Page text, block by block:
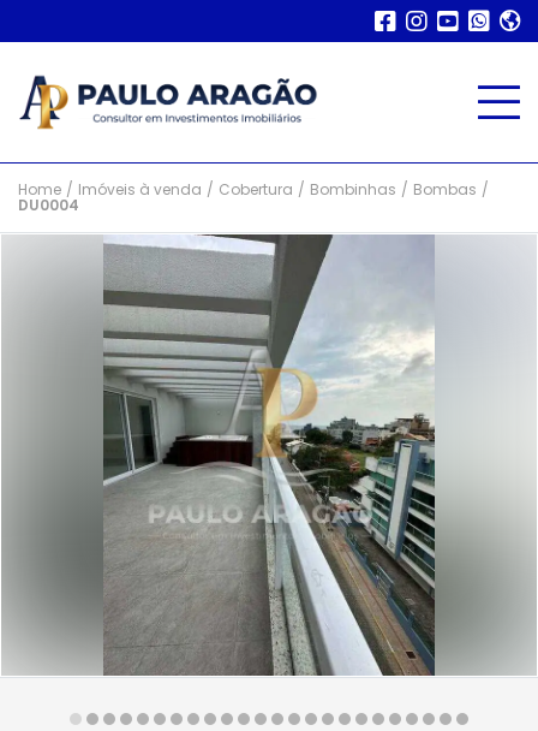
Home / Imóveis à venda / Cobertura / Bombinhas / Bombas /
DU0004